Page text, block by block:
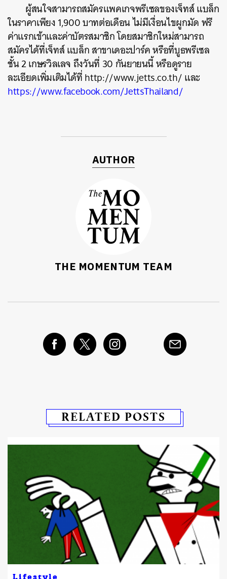
ผู้สนใจสามารถสมัครแพคเกจพรีเซลของเจ็ทส์ แบล็ก
ในราคาเพียง 1,900 บาทต่อเดือน ไม่มีเงื่อนไขผูกมัด ฟรี
ค่าแรกเข้าและค่าบัตรสมาชิก โดยสมาชิกใหม่สามารถ
สมัครได้ที่เจ็ทส์ แบล็ก สาขาเดอะปาร์ค หรือที่บูธพรีเซล
ชั้น 2 เกษรวิลเลจ ถึงวันที่ 30 กันยายนนี้ หรือดูราย
ละเอียดเพิ่มเติมได้ที่http://www.jetts.co.th/และ
https://www.facebook.com/JettsThailand/
AUTHOR
THE MOMENTUM TEAM
RELATED POSTS
Lifestyle
ค้นหา